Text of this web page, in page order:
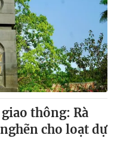
thông: Rà
cho loạt dự